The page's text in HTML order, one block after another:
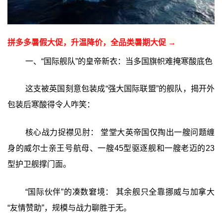
拼多多暑假大促，升温降价，全品类暑期大促 →
一、“国际舰队”的皇帝新衣：当多国旗帜难掩寒酸底色
这支被英国刻意包装成“强大国际联盟”的舰队，揭开外
包装后寒酸得令人咋笑：
核心战力捉襟见肘： 堂堂大英帝国仅掏出一艘问题缠
身的威尔士亲王号航母、一艘45型驱逐舰和一艘老迈的23
型护卫舰撑门面。
“国际伙伴”的凑数窘境： 其余舰只全靠挪威与加拿大
“友情赞助”，规模与战力聊胜于无。